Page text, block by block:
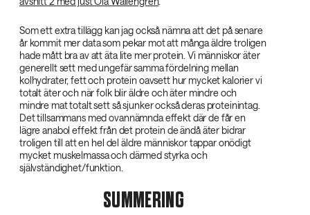
Som ett extra tillägg kan jag också nämna att det på senare
år kommit mer data som pekar mot att många äldre troligen
hade mått bra av att äta lite mer protein. Vi människor äter
generellt sett med ungefär samma fördelning mellan
kolhydrater, fett och protein oavsett hur mycket kalorier vi
totalt äter och när folk blir äldre och äter mindre och
mindre mat totalt sett så sjunker också deras proteinintag.
Det tillsammans med ovannämnda effekt där de får en
lägre anabol effekt från det protein de ändå äter bidrar
troligen till att en hel del äldre människor tappar onödigt
mycket muskelmassa och därmed styrka och
självständighet/funktion.
SUMMERING